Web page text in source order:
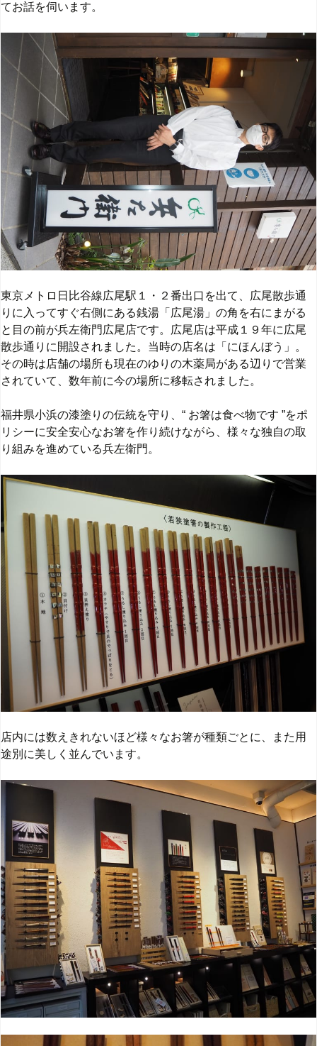
てお話を伺います。
東京メトロ日比谷線広尾駅１・２番出口を出て、広尾散歩通
りに入ってすぐ右側にある銭湯「広尾湯」の角を右にまがる
と目の前が兵左衛門広尾店です。
広尾店は平成１９年に広尾
散歩通りに開設されました。当時の店名は「にほんぼう」。
その時は店舗の場所も現在のゆりの木薬局がある辺りで営業
されていて、数年前に今の場所に移転されました。
福井県小浜の漆塗りの伝統を守り、“ お箸は食べ物です ”をポ
リシーに安全安心なお箸を作り続けながら、様々な独自の取
り組みを進めている兵左衛門。
店内には数えきれないほど様々なお箸が種類ごとに、また用
途別に美しく並んでいます。